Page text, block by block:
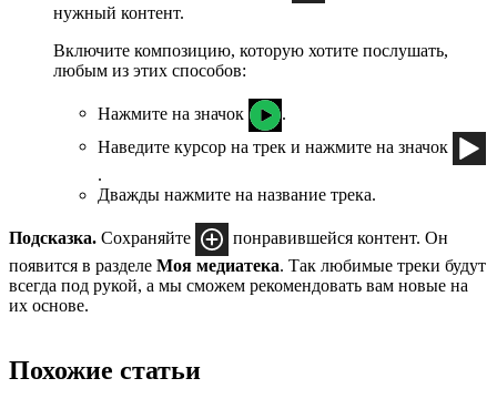
нужный контент.
Включите композицию, которую хотите послушать,
любым из этих способов:
Нажмите на значок
Наведите курсор на трек и нажмите на значок
.
Дважды нажмите на название трека.
Подсказка. Сохраняйте
понравившейся контент. Он
появится в разделе Моя медиатека. Так любимые треки будут
всегда под рукой, а мы сможем рекомендовать вам новые на
их основе.
Похожие статьи